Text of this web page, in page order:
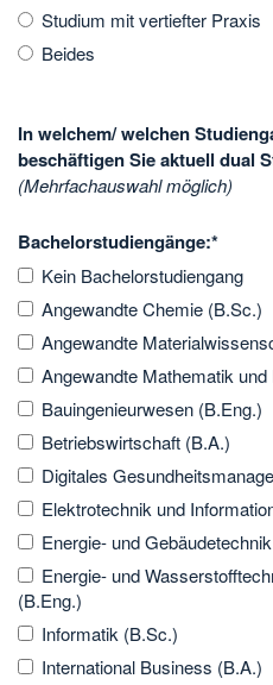
Studium mit vertiefter Praxis
Beides
In welchem/ welchen
beschäftigen Sie aktuell dual
(Mehrfachauswahl möglich)
Bachelorstudiengänge:*
Kein Bachelorstudiengang
Angewandte Chemie (B.Sc.)
Angewandte
Angewandte Mathematik
Bauingenieurwesen (B.Eng.)
Betriebswirtschaft (B.A.)
Digitales
Elektrotechnik und
Energie- und
Energie- und
(B.Eng.)
Informatik (B.Sc.)
International Business (B.A.)